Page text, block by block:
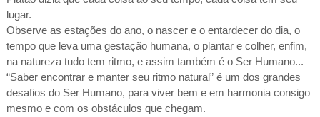
lugar.
Observe as estações do ano, o nascer e o entardecer do dia, o
tempo que leva uma gestação humana, o plantar e colher, enfim,
na natureza tudo tem ritmo, e assim também é o Ser Humano...
“Saber encontrar e manter seu ritmo natural” é um dos grandes
desafios do Ser Humano, para viver bem e em harmonia consigo
mesmo e com os obstáculos que chegam.